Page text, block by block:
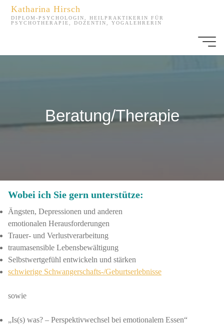
Zum
Inhalt
Katharina Hirsch
DIPLOM-PSYCHOLOGIN, HEILPRAKTIKERIN FÜR
PSYCHOTHERAPIE, DOZENTIN, YOGALEHRERIN
Beratung/Therapie
Wobei ich Sie gern unterstütze:
Ängsten, Depressionen und anderen
emotionalen Herausforderungen
Trauer- und Verlustverarbeitung
traumasensible Lebensbewältigung
Selbstwertgefühl entwickeln und stärken
schwierige Schwangerschafts-/Geburtserlebnisse
sowie
„Is(s) was? – Perspektivwechsel bei emotionalem Essen“